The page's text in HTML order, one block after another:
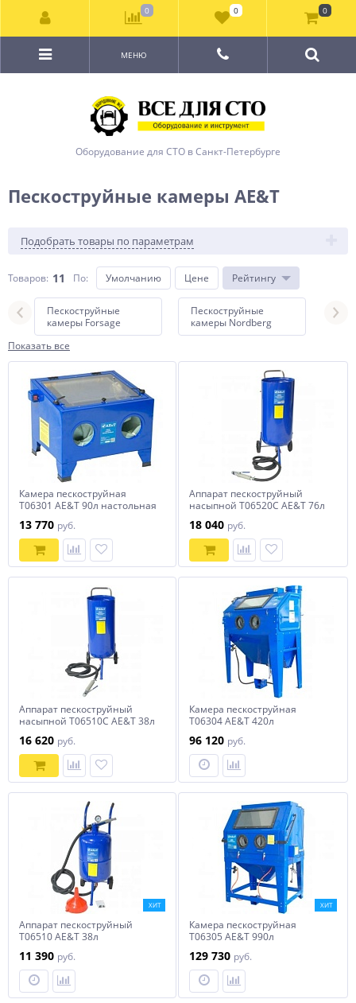
Оборудование для СТО в Санкт-Петербурге
МЕНЮ
Пескоструйные камеры AE&T
Подобрать товары по параметрам
Товаров: 11 По: Умолчанию Цене Рейтингу
Пескоструйные
камеры Forsage
Пескоструйные
камеры Nordberg
Показать все
Камера пескоструйная
T06301 AE&T 90л настольная
13 770 руб.
Аппарат пескоструйный
насыпной T06520C AE&T 76л
18 040 руб.
Аппарат пескоструйный
насыпной T06510C AE&T 38л
16 620 руб.
Камера пескоструйная
T06304 AE&T 420л
96 120 руб.
ХИТ
Аппарат пескоструйный
T06510 AE&T 38л
11 390 руб.
ХИТ
Камера пескоструйная
T06305 AE&T 990л
129 730 руб.
0 0 0